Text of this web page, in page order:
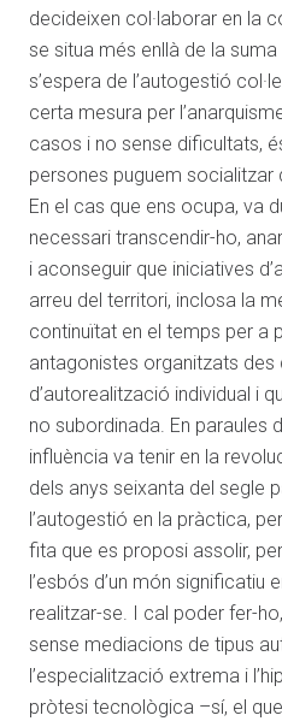
decideixen col·laborar en la
se situa més enllà de la
s’espera de l’autogestió
certa mesura per
casos i no sense dificultats,
persones puguem socialitzar
En el cas que ens ocupa, va
necessari transcendir-ho,
i aconseguir que iniciatives
arreu del territori, inclosa la
continuïtat en el temps per a
antagonistes organitzats des
d’autorealització individual i
no subordinada. En paraules
influència va tenir en la
dels anys seixanta del segle
l’autogestió en la pràctica,
fita que es proposi assolir,
l’esbós d’un món significatiu
realitzar-se. I cal poder fer-
sense mediacions de tipus
l’especialització extrema i
pròtesi tecnològica –sí, el